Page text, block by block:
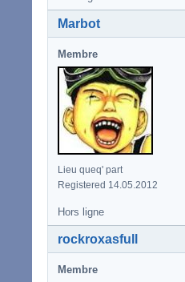
Marbot
Membre
Lieu queq' part
Registered 14.05.2012
Hors ligne
rockroxasfull
Membre